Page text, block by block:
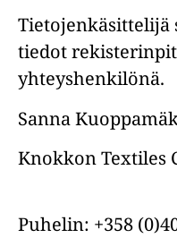
Tietojenkäsittelijä
tiedot
yhteyshenkilönä.
Sanna
Knokkon Textiles
Puhelin: +358